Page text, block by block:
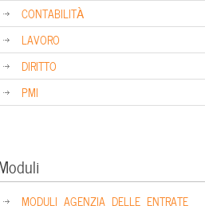
CONTABILITÀ
LAVORO
DIRITTO
PMI
MODULI AGENZIA DELLE ENTRATE